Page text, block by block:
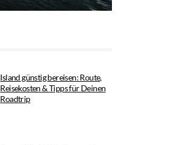
Island günstig bereisen: Route,
Reisekosten & Tipps für Deinen
Roadtrip